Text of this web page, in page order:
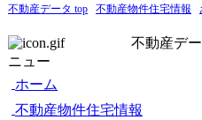
不動産データ top 不動産物件住宅情報
不動産デ
ニュー
ホーム
不動産物件住宅情報